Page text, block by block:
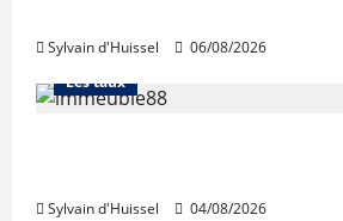
Sylvain d'Huissel 06/08/2026
Abonnés Financement
Les taux
Sylvain d'Huissel
04/08/2026